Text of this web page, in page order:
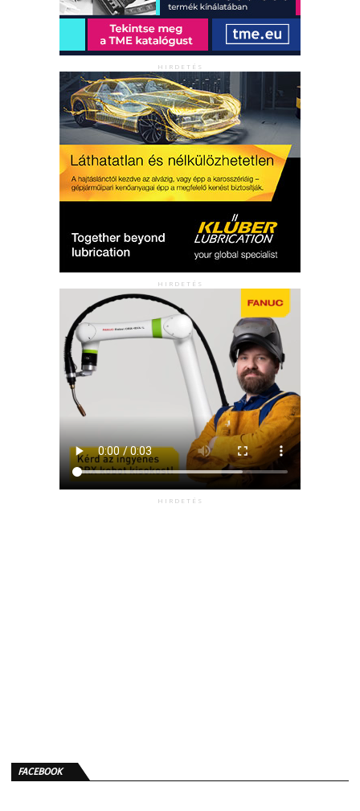
HIRDETÉS
HIRDETÉS
HIRDETÉS
FACEBOOK